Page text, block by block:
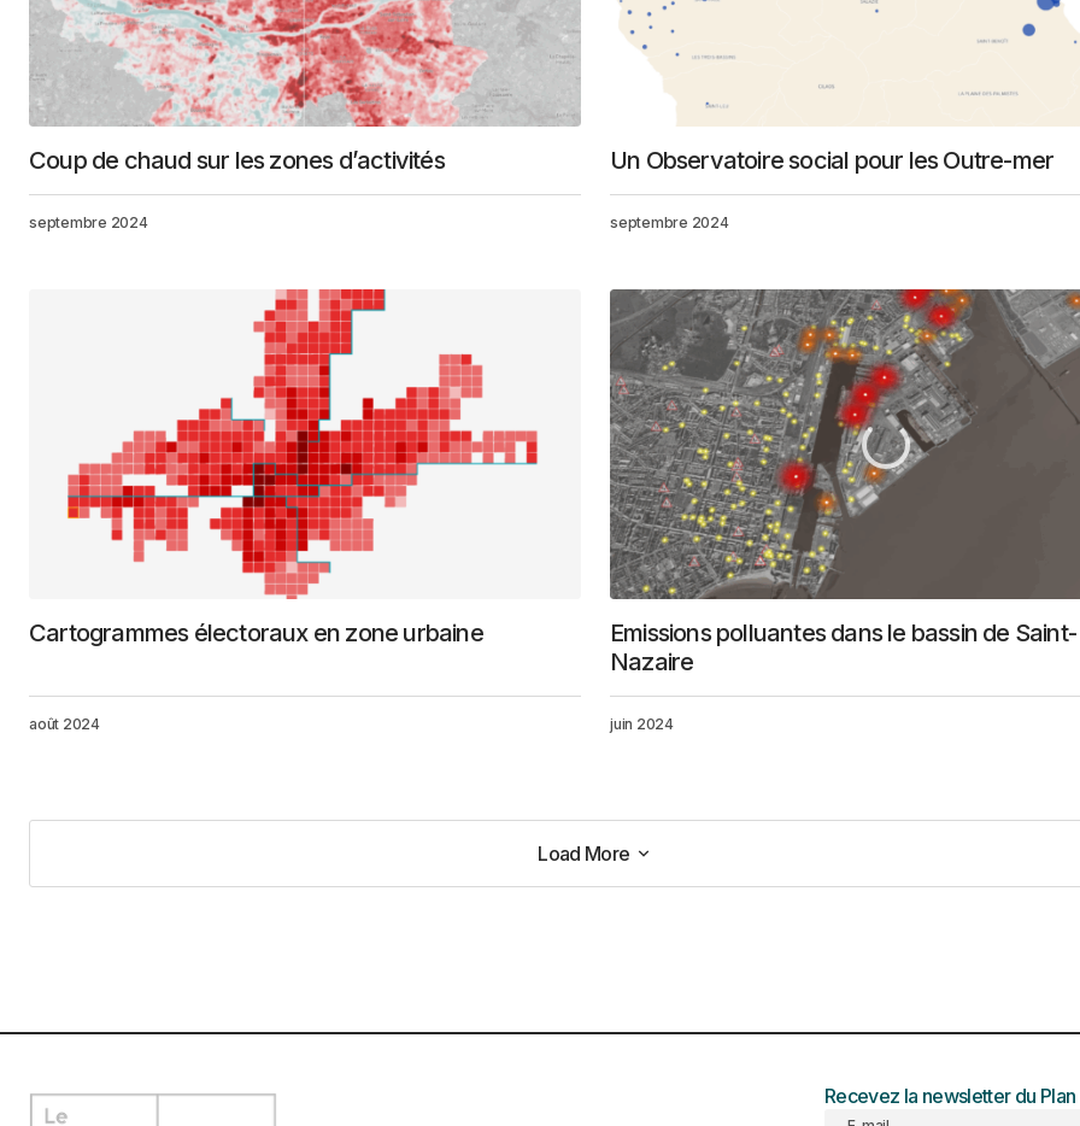
Coup de chaud sur les zones d’activités
septembre 2024
Un Observatoire social pour les Outre-mer
septembre 2024
Cartogrammes électoraux en zone urbaine
août 2024
Emissions polluantes dans le bassin de Saint-
Nazaire
juin 2024
Load More
Load More
Recevez la newsletter du Plan